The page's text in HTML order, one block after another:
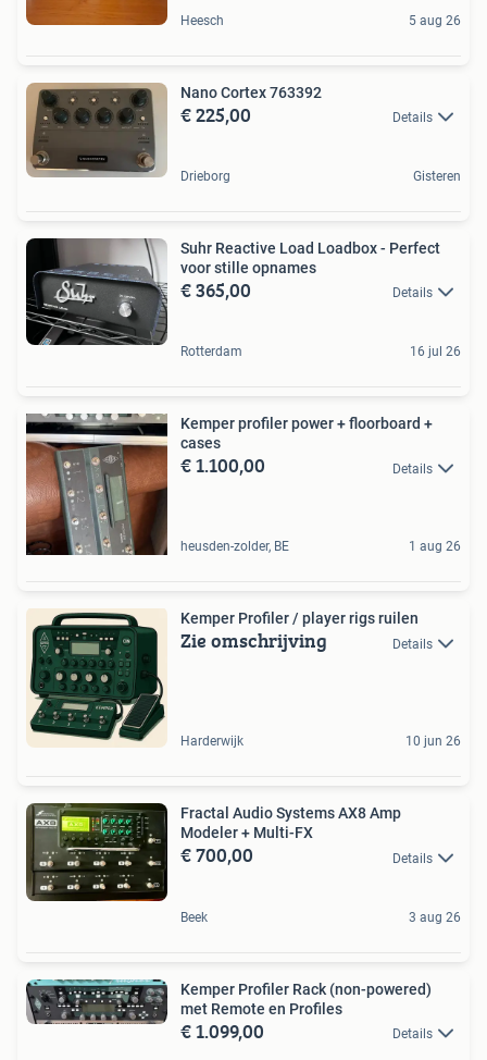
Heesch 5 aug 26
Nano Cortex 763392
€ 225,00 Details
Drieborg Gisteren
Suhr Reactive Load Loadbox - Perfect
voor stille opnames
€ 365,00 Details
Rotterdam 16 jul 26
Kemper profiler power + floorboard +
cases
€ 1.100,00 Details
heusden-zolder, BE 1 aug 26
Kemper Profiler / player rigs ruilen
Zie omschrijving Details
Harderwijk 10 jun 26
Fractal Audio Systems AX8 Amp
Modeler + Multi-FX
€ 700,00 Details
Beek 3 aug 26
Kemper Profiler Rack (non-powered)
met Remote en Profiles
€ 1.099,00 Details